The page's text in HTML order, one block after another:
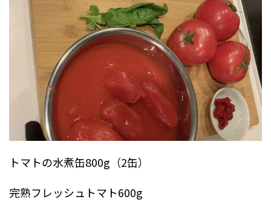
トマトの水煮缶800g（2缶）
完熟フレッシュトマト600g